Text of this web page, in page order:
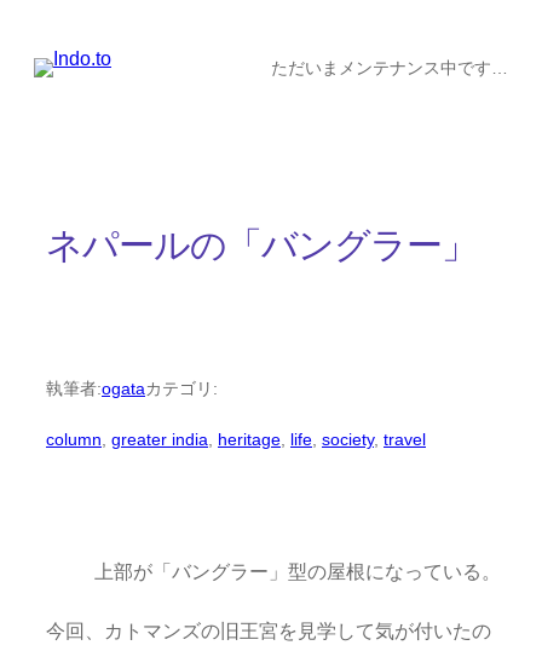
ただいまメンテナンス中です…
ネパールの「バングラー」
執筆者:ogataカテゴリ:
column greater india heritage life society, travel
上部が「バングラー」型の屋根になっている。
今回、カトマンズの旧王宮を見学して気が付いたの